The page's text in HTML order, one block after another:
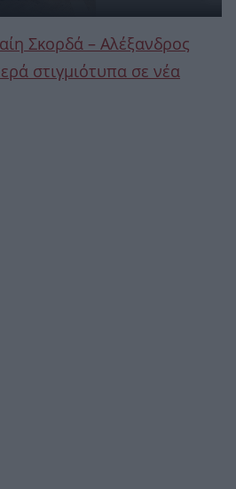
Σκορδά – Αλέξανδρος
στιγμιότυπα σε νέα